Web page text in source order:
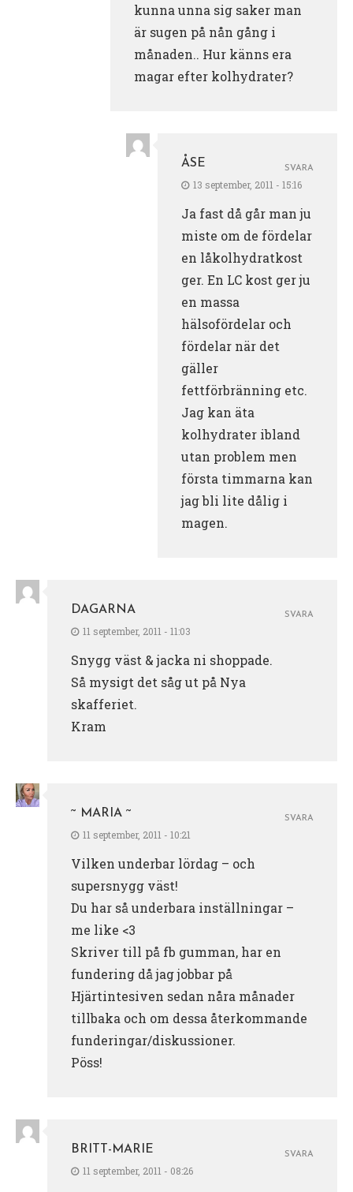
kunna unna sig saker man
är sugen på nån gång i
månaden.. Hur känns era
magar efter kolhydrater?
ÅSE
13 september, 2011 - 15:16
Ja fast då går man ju
miste om de fördelar
en låkolhydratkost
ger. En LC kost ger ju
en massa
hälsofördelar och
fördelar när det
gäller
fettförbränning etc.
Jag kan äta
kolhydrater ibland
utan problem men
första timmarna kan
jag bli lite dålig i
magen.
SVARA
DAGARNA
11 september, 2011 - 11:03
Snygg väst & jacka ni shoppade.
Så mysigt det såg ut på Nya
skafferiet.
Kram
SVARA
~ MARIA ~
11 september, 2011 - 10:21
Vilken underbar lördag – och
supersnygg väst!
Du har så underbara inställningar –
me like <3
Skriver till på fb gumman, har en
fundering då jag jobbar på
Hjärtintesiven sedan nåra månader
tillbaka och om dessa återkommande
funderingar/diskussioner.
Pöss!
SVARA
BRITT-MARIE
11 september, 2011 - 08:26
SVARA